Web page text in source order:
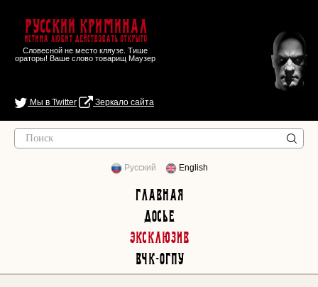
Русский Криминал
Истина любит действовать открыто
Словесной не место кляузе. Тише
ораторы! Ваше слово товарищ Маузер
Мы в Twitter Зеркало сайта
Русский English
Главная
Досье
Эксклюзив
ВЧК-ОГПУ